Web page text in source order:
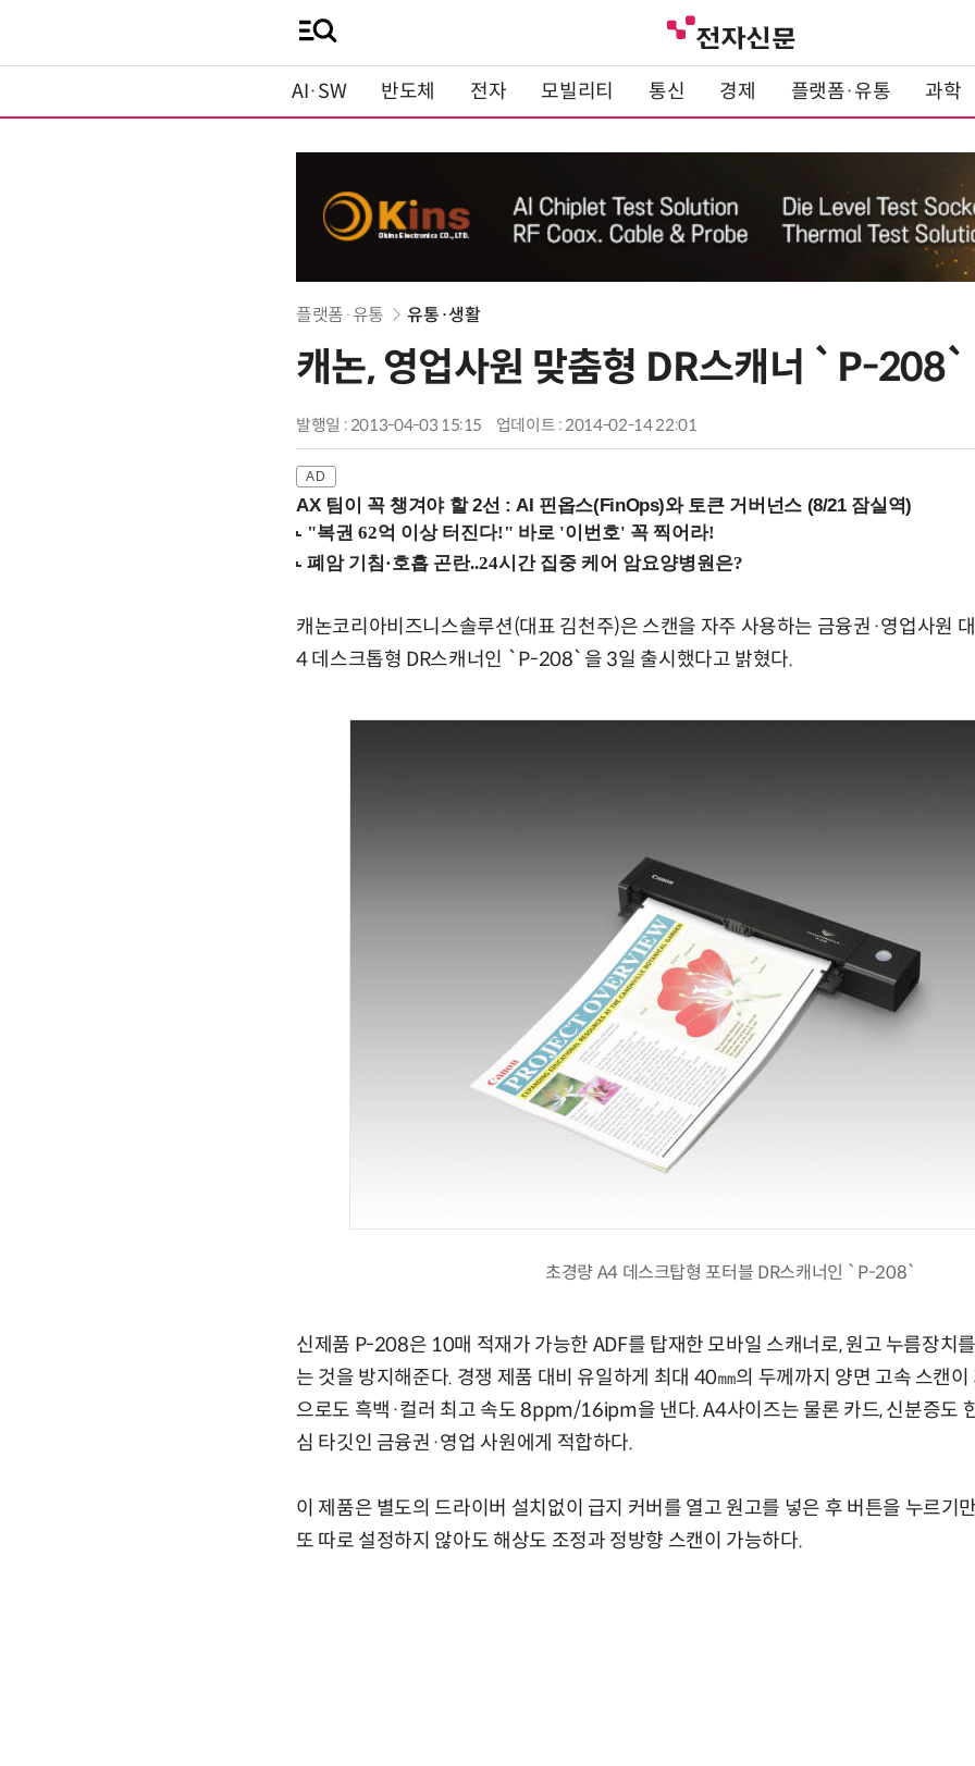
AI·SW 반도체 전자 모빌리티 통신 경제 플랫폼·유통 과학
플랫폼·유통 유통·생활
캐논, 영업사원 맞춤형 DR스캐너 `P-208`
발행일 : 2013-04-03 15:15 업데이트 : 2014-02-14 22:01
AX 팀이 꼭 챙겨야 할 2선 : AI 핀옵스(FinOps)와 토큰 거버넌스 (8/21 잠실역)
캐논코리아비즈니스솔루션(대표 김천주)은 스캔을 자주 사용하는 금융권·영업사원
4 데스크톱형 DR스캐너인 `P-208`을 3일 출시했다고 밝혔다.
초경량 A4 데스크탑형 포터블 DR스캐너인 `P-208`
신제품 P-208은 10매 적재가 가능한 ADF를 탑재한 모바일 스캐너로, 원고 누름장치
는 것을 방지해준다. 경쟁 제품 대비 유일하게 최대 40㎜의 두께까지 양면 고속 스캔
으로도 흑백·컬러 최고 속도 8ppm/16ipm을 낸다. A4사이즈는 물론 카드, 신분증도
심 타깃인 금융권·영업 사원에게 적합하다.
이 제품은 별도의 드라이버 설치없이 급지 커버를 열고 원고를 넣은 후 버튼을 누르기
또 따로 설정하지 않아도 해상도 조정과 정방향 스캔이 가능하다.